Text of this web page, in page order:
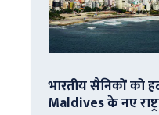
भारतीय सैनिकों को
Maldives के नए